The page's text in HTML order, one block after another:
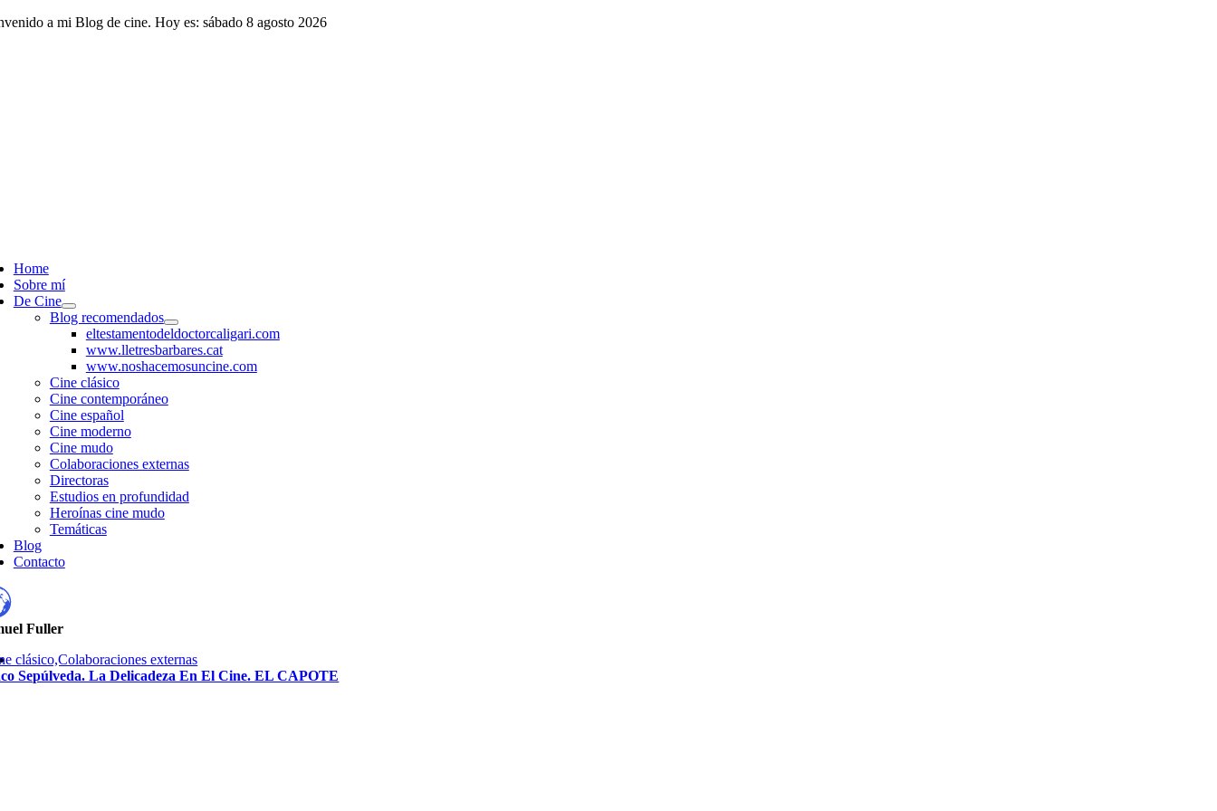
Saltar a mi Blog de cine. Hoy es: sábado 8 agosto 2026
Home
Sobre mí
De Cine
Blog recomendados
eltestamentodeldoctorcaligari.com
www.lletresbarbares.cat
www.noshacemosuncine.com
Cine clásico
Cine contemporáneo
Cine español
Cine moderno
Cine mudo
Colaboraciones externas
Directoras
Estudios en profundidad
Heroínas cine mudo
Temáticas
Blog
Contacto
Fuller
clásico,Colaboraciones externas
Sepúlveda. La Delicadeza En El Cine. EL CAPOTE